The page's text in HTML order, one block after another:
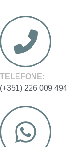
TELEFONE:
(+351) 226 009 494